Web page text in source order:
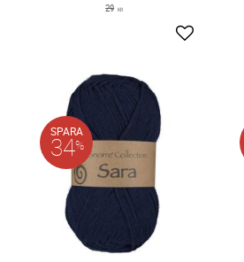
29 KR
Lägg till i
SPARA
34%